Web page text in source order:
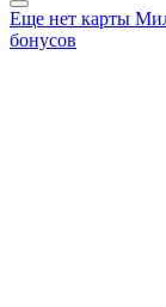
Еще нет карты
бонусов